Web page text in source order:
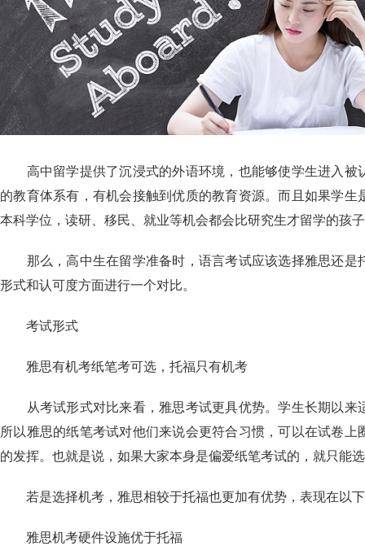
高中留学提供了沉浸式的外语环境，也能够使学生进入被
的教育体系有，有机会接触到优质的教育资源。而且如果学生
本科学位，读研、移民、就业等机会都会比研究生才留学的孩
那么，高中生在留学准备时，语言考试应该选择雅思还是
形式和认可度方面进行一个对比。
考试形式
雅思有机考纸笔考可选，托福只有机考
从考试形式对比来看，雅思考试更具优势。学生长期以来
所以雅思的纸笔考试对他们来说会更符合习惯，可以在试卷上
的发挥。也就是说，如果大家本身是偏爱纸笔考试的，就只能
若是选择机考，雅思相较于托福也更加有优势，表现在以
雅思机考硬件设施优于托福